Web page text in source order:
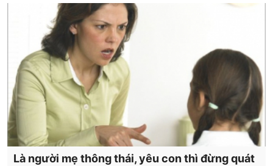
Là người mẹ thông thái, yêu con thì đừng quát